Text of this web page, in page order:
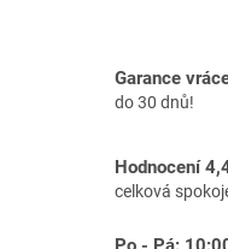
Garance
do 30 dnů!
Hodnocení
celková